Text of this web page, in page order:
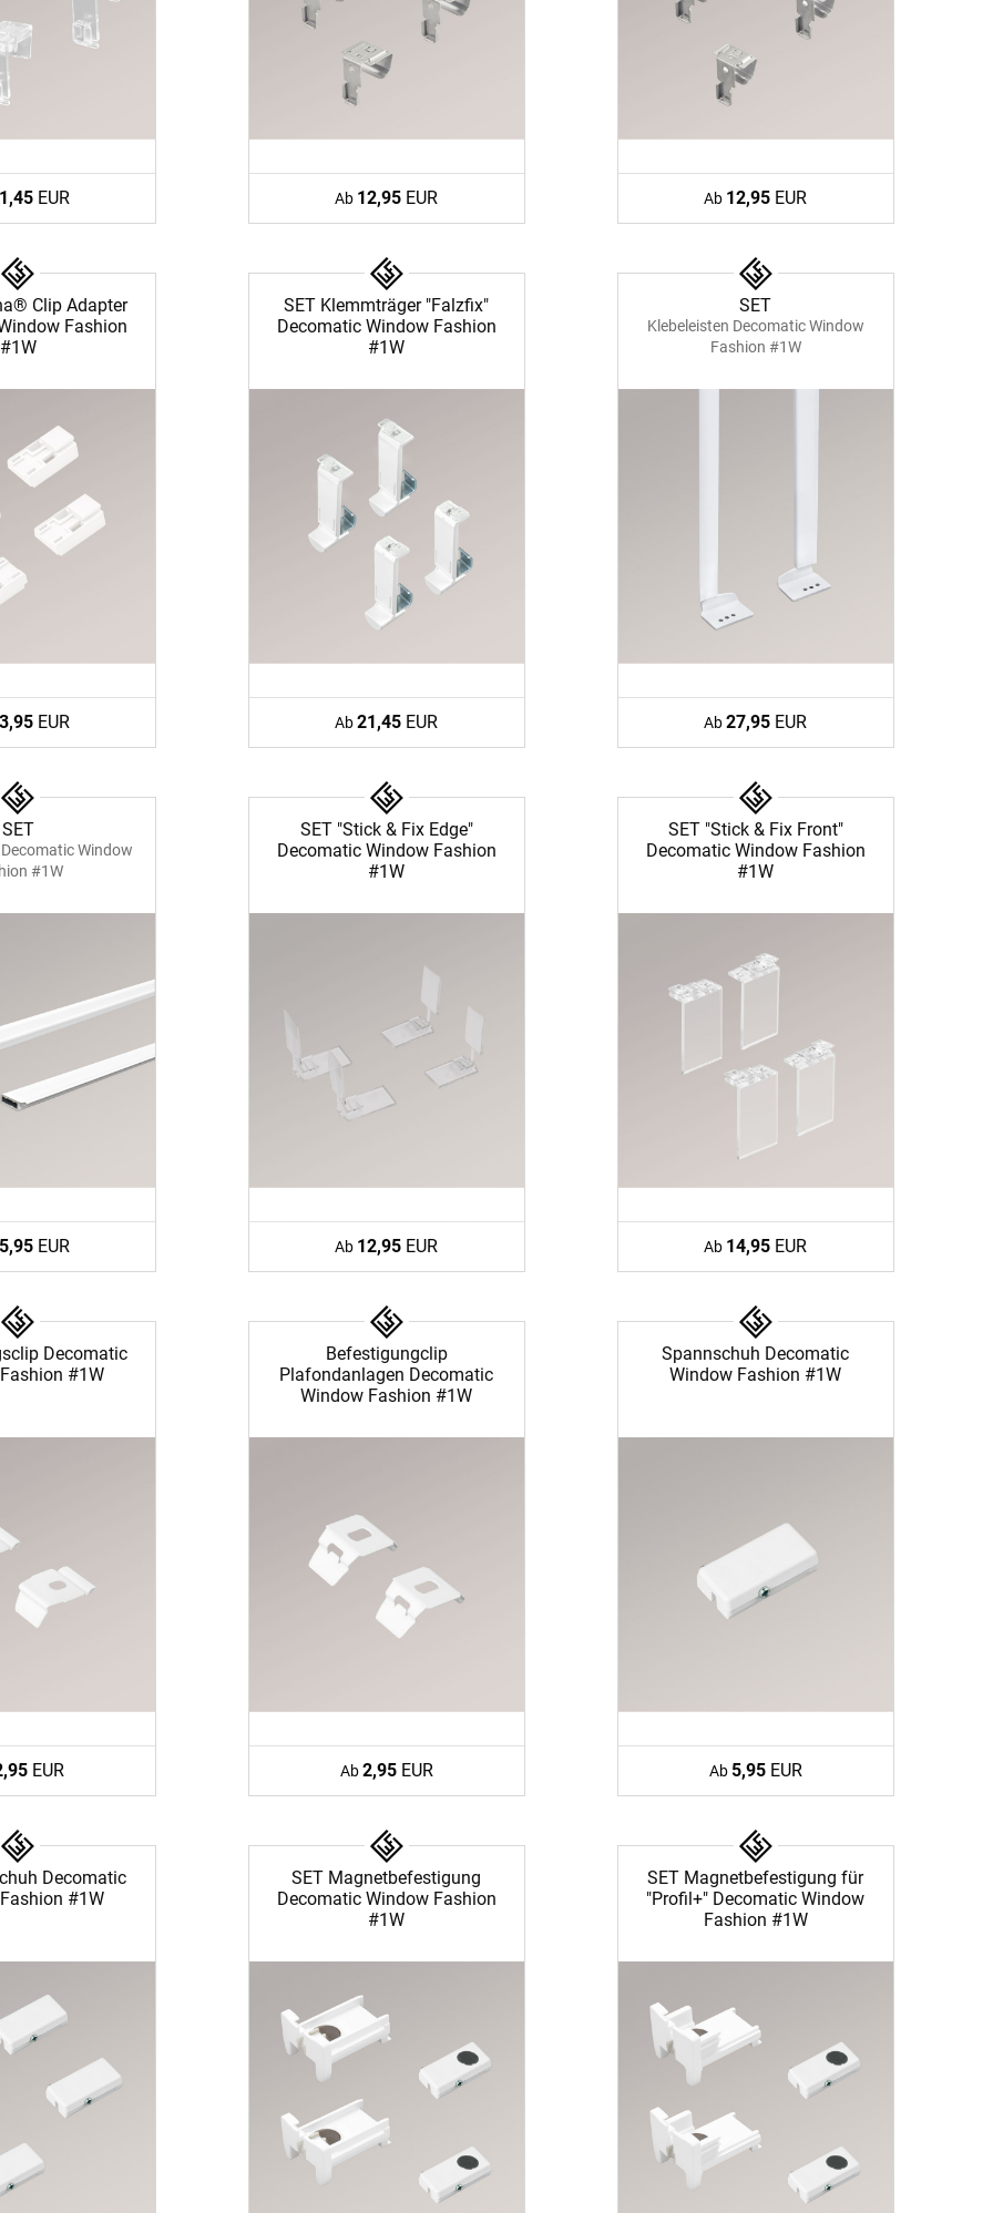
EUR Ab 12,95 EUR Ab 12,95 EUR
Clip Adapter
Fashion
#1W
EUR
SET Klemmträger "Falzfix"
Decomatic Window Fashion
#1W
Ab21,45 EUR
SET
Klebeleisten Decomatic Window
Fashion #1W
Ab27,95 EUR
SET
Window
#1W
EUR
SET "Stick & Fix Edge"
Decomatic Window Fashion
#1W
Ab 12,95 EUR
SET "Stick & Fix Front"
Decomatic Window Fashion
#1W
Ab 14,95 EUR
Decomatic
#1W
EUR
Befestigungclip
Plafondanlagen Decomatic
Window Fashion #1W
Ab2,95EUR
Spannschuh Decomatic
Window Fashion #1W
Ab 5,95EUR
Decomatic
#1W
SET Magnetbefestigung
Decomatic Window Fashion
#1W
SET Magnetbefestigung für
"Profil+" Decomatic Window
Fashion #1W